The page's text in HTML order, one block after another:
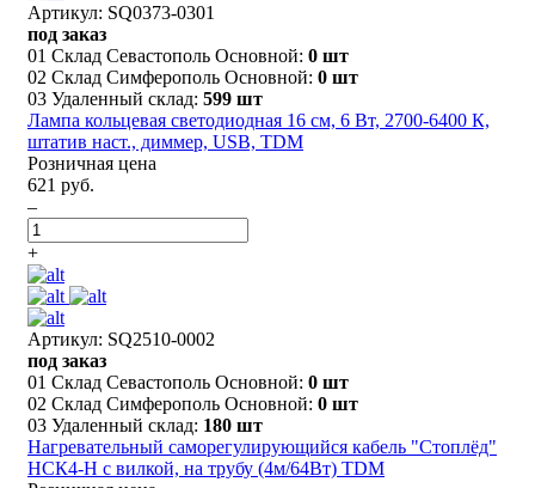
Артикул: SQ0373-0301
под заказ
01 Склад Севастополь Основной: 0 шт
02 Склад Симферополь Основной: 0 шт
03 Удаленный склад: 599 шт
Лампа кольцевая светодиодная 16 см, 6 Вт, 2700-6400 К,
штатив наст., диммер, USB, TDM
Розничная цена
621 руб.
–
+
Артикул: SQ2510-0002
под заказ
01 Склад Севастополь Основной: 0 шт
02 Склад Симферополь Основной: 0 шт
03 Удаленный склад: 180 шт
Нагревательный саморегулирующийся кабель "Стоплёд"
НСК4-Н с вилкой, на трубу (4м/64Вт) TDM